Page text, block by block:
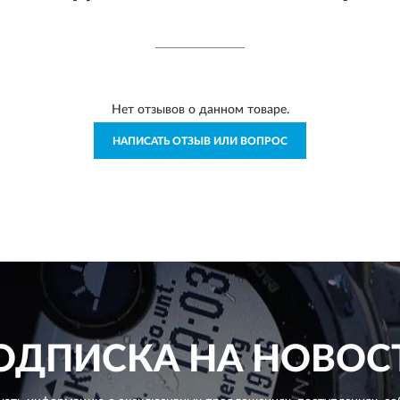
Нет отзывов о данном товаре.
НАПИСАТЬ ОТЗЫВ ИЛИ ВОПРОС
НА